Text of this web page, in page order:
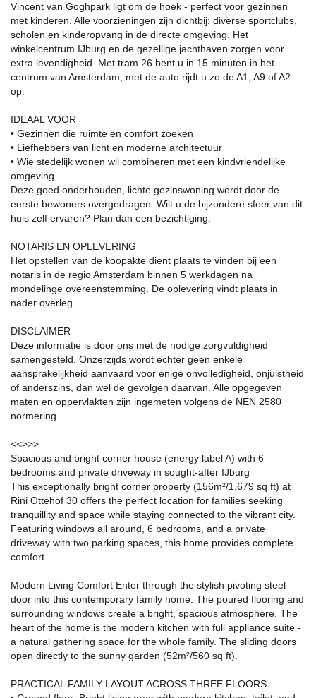
Vincent van Goghpark ligt om de hoek - perfect voor gezinnen
met kinderen. Alle voorzieningen zijn dichtbij: diverse sportclubs,
scholen en kinderopvang in de directe omgeving. Het
winkelcentrum IJburg en de gezellige jachthaven zorgen voor
extra levendigheid. Met tram 26 bent u in 15 minuten in het
centrum van Amsterdam, met de auto rijdt u zo de A1, A9 of A2
op.
IDEAAL VOOR
• Gezinnen die ruimte en comfort zoeken
• Liefhebbers van licht en moderne architectuur
• Wie stedelijk wonen wil combineren met een kindvriendelijke
omgeving
Deze goed onderhouden, lichte gezinswoning wordt door de
eerste bewoners overgedragen. Wilt u de bijzondere sfeer van dit
huis zelf ervaren? Plan dan een bezichtiging.
NOTARIS EN OPLEVERING
Het opstellen van de koopakte dient plaats te vinden bij een
notaris in de regio Amsterdam binnen 5 werkdagen na
mondelinge overeenstemming. De oplevering vindt plaats in
nader overleg.
DISCLAIMER
Deze informatie is door ons met de nodige zorgvuldigheid
samengesteld. Onzerzijds wordt echter geen enkele
aansprakelijkheid aanvaard voor enige onvolledigheid, onjuistheid
of anderszins, dan wel de gevolgen daarvan. Alle opgegeven
maten en oppervlakten zijn ingemeten volgens de NEN 2580
normering.
<<>>>
Spacious and bright corner house (energy label A) with 6
bedrooms and private driveway in sought-after IJburg
This exceptionally bright corner property (156m²/1,679 sq ft) at
Rini Ottehof 30 offers the perfect location for families seeking
tranquillity and space while staying connected to the vibrant city.
Featuring windows all around, 6 bedrooms, and a private
driveway with two parking spaces, this home provides complete
comfort.
Modern Living Comfort Enter through the stylish pivoting steel
door into this contemporary family home. The poured flooring and
surrounding windows create a bright, spacious atmosphere. The
heart of the home is the modern kitchen with full appliance suite -
a natural gathering space for the whole family. The sliding doors
open directly to the sunny garden (52m²/560 sq ft).
PRACTICAL FAMILY LAYOUT ACROSS THREE FLOORS